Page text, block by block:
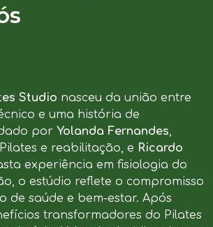
Studio nasceu da união entre
e uma história de
por Yolanda Fernandes,
e reabilitação, e Ricardo
experiência em fisiologia do
o estúdio reflete o compromisso
de saúde e bem-estar. Após
transformadores do Pilates